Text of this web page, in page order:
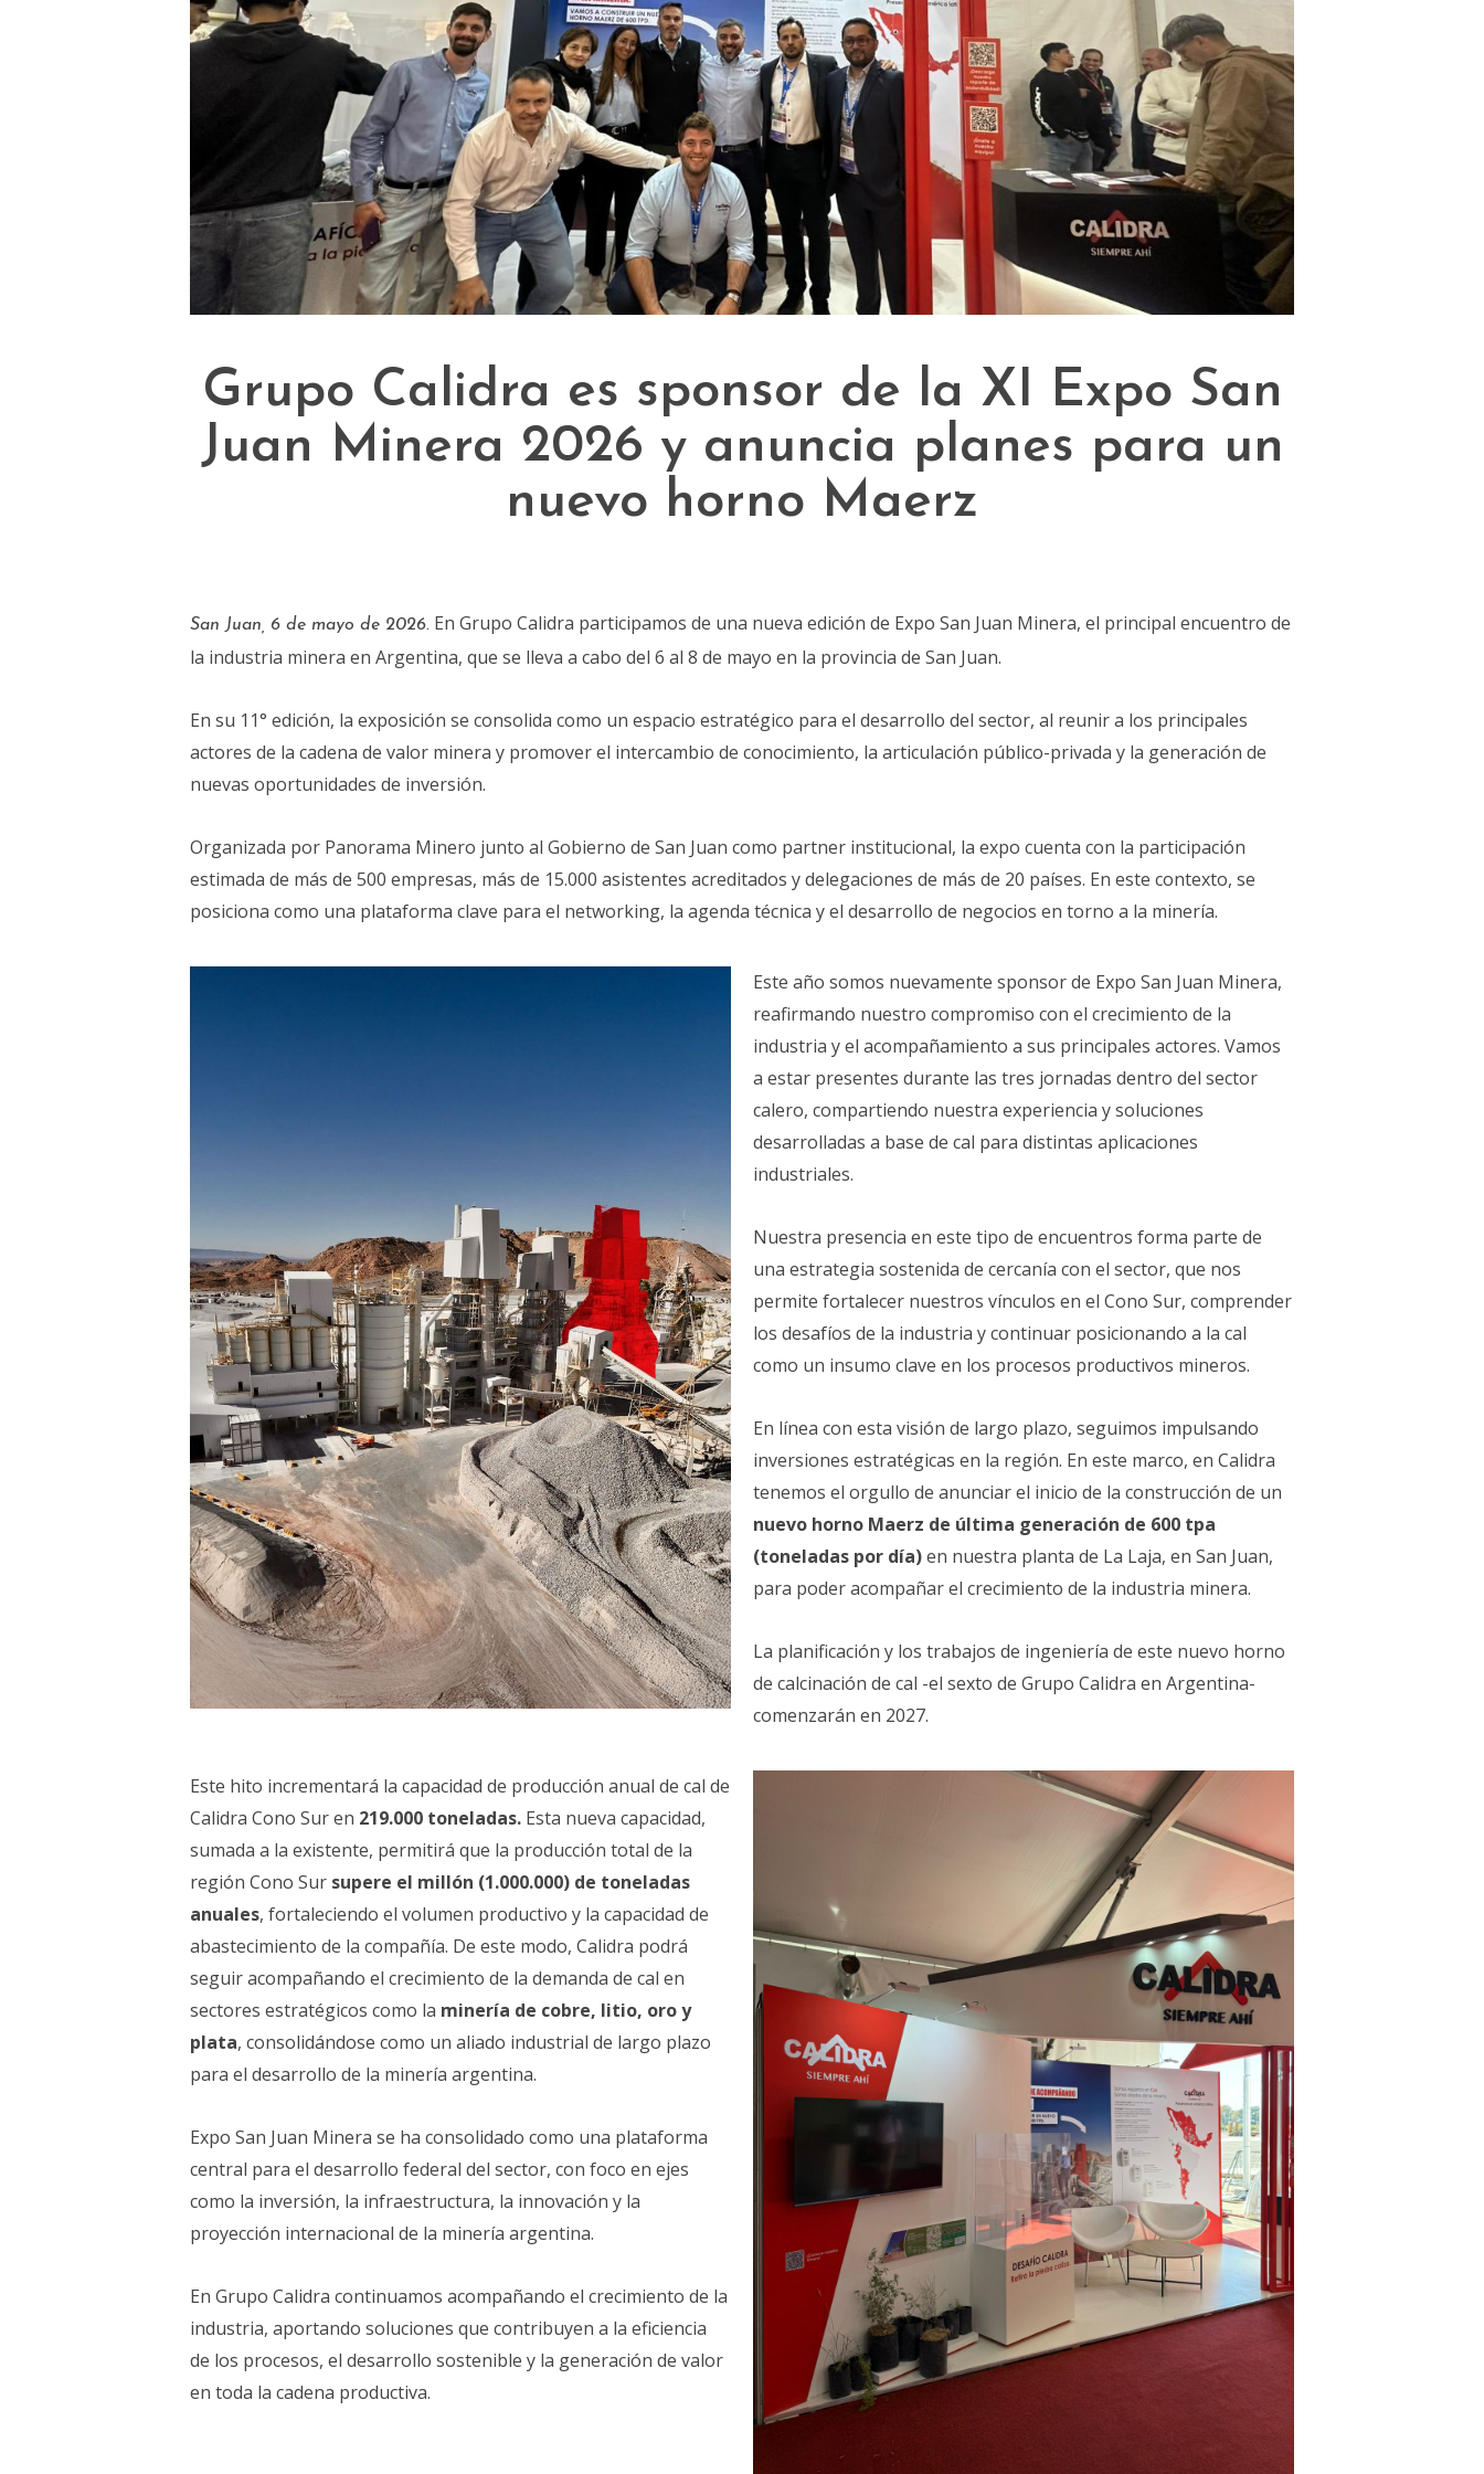
Grupo Calidra es sponsor de la XI Expo San
Juan Minera 2026 y anuncia planes para un
nuevo horno Maerz
San Juan, 6 de mayo de 2026. En Grupo Calidra participamos de una nueva edición de Expo San Juan Minera, el principal encuentro de
la industria minera en Argentina, que se lleva a cabo del 6 al 8 de mayo en la provincia de San Juan.
En su 11° edición, la exposición se consolida como un espacio estratégico para el desarrollo del sector, al reunir a los principales
actores de la cadena de valor minera y promover el intercambio de conocimiento, la articulación público-privada y la generación de
nuevas oportunidades de inversión.
Organizada por Panorama Minero junto al Gobierno de San Juan como partner institucional, la expo cuenta con la participación
estimada de más de 500 empresas, más de 15.000 asistentes acreditados y delegaciones de más de 20 países. En este contexto, se
posiciona como una plataforma clave para el networking, la agenda técnica y el desarrollo de negocios en torno a la minería.
Este año somos nuevamente sponsor de Expo San Juan Minera,
reafirmando nuestro compromiso con el crecimiento de la
industria y el acompañamiento a sus principales actores. Vamos
a estar presentes durante las tres jornadas dentro del sector
calero, compartiendo nuestra experiencia y soluciones
desarrolladas a base de cal para distintas aplicaciones
industriales.
Nuestra presencia en este tipo de encuentros forma parte de
una estrategia sostenida de cercanía con el sector, que nos
permite fortalecer nuestros vínculos en el Cono Sur, comprender
los desafíos de la industria y continuar posicionando a la cal
como un insumo clave en los procesos productivos mineros.
En línea con esta visión de largo plazo, seguimos impulsando
inversiones estratégicas en la región. En este marco, en Calidra
tenemos el orgullo de anunciar el inicio de la construcción de un
nuevo horno Maerz de última generación de 600 tpa
(toneladas por día)en nuestra planta de La Laja, en San Juan,
para poder acompañar el crecimiento de la industria minera.
La planificación y los trabajos de ingeniería de este nuevo horno
de calcinación de cal -el sexto de Grupo Calidra en Argentina-
comenzarán en 2027.
Este hito incrementará la capacidad de producción anual de cal de
Calidra Cono Sur en 219.000 toneladas. Esta nueva capacidad,
sumada a la existente, permitirá que la producción total de la
región Cono Sur supere el millón (1.000.000) de toneladas
anuales, fortaleciendo el volumen productivo y la capacidad de
abastecimiento de la compañía. De este modo, Calidra podrá
seguir acompañando el crecimiento de la demanda de cal en
sectores estratégicos como la minería de cobre, litio, oro y
plata, consolidándose como un aliado industrial de largo plazo
para el desarrollo de la minería argentina.
Expo San Juan Minera se ha consolidado como una plataforma
central para el desarrollo federal del sector, con foco en ejes
como la inversión, la infraestructura, la innovación y la
proyección internacional de la minería argentina.
En Grupo Calidra continuamos acompañando el crecimiento de la
industria, aportando soluciones que contribuyen a la eficiencia
de los procesos, el desarrollo sostenible y la generación de valor
en toda la cadena productiva.